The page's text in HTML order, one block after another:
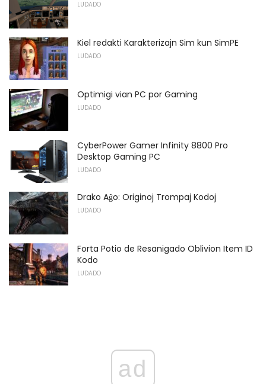
LUDADO
Kiel redakti Karakterizajn Sim kun SimPE
LUDADO
Optimigi vian PC por Gaming
LUDADO
CyberPower Gamer Infinity 8800 Pro
Desktop Gaming PC
LUDADO
Drako Aĝo: Originoj Trompaj Kodoj
LUDADO
Forta Potio de Resanigado Oblivion Item ID
Kodo
LUDADO
ad